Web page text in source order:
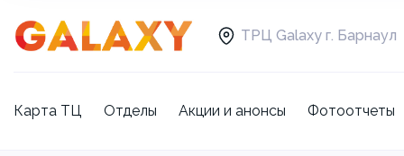
ТРЦ Galaxy г. Барнаул
Карта ТЦ Отделы Акции и анонсы Фотоотчеты